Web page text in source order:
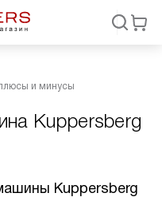
и минусы
Kuppersberg
Kuppersberg